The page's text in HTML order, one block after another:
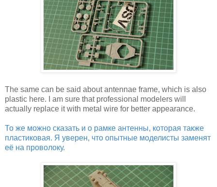
The same can be said about antennae frame, which is also
plastic here. I am sure that professional modelers will
actually replace it with metal wire for better appearance.
То же можно сказать и о рамке антенны, которая также
пластиковая. Я уверен, что опытные моделисты заменят
её на проволоку.